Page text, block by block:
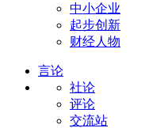
中小企业
起步创新
财经人物
言论
社论
评论
交流站